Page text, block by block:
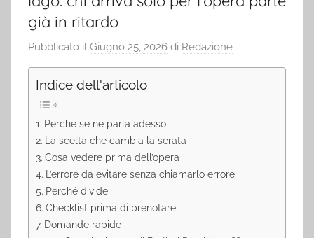
già in ritardo
Pubblicato il Giugno 25, 2026 di Redazione
Indice dell'articolo
Perché se ne parla adesso
La scelta che cambia la serata
Cosa vedere prima dell’opera
L’errore da evitare senza chiamarlo errore
Perché divide
Checklist prima di prenotare
Domande rapide